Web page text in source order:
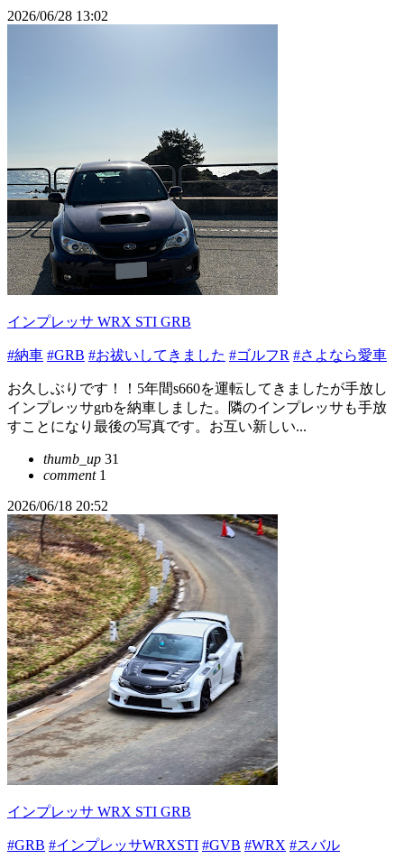
2026/06/28 13:02
インプレッサ WRX STI GRB
#納車 #GRB #お祓いしてきました #ゴルフR #さよなら愛車
お久しぶりです！！5年間s660を運転してきましたが手放し
インプレッサgrbを納車しました。隣のインプレッサも手放
すことになり最後の写真です。お互い新しい...
thumb_up 31
comment1
2026/06/18 20:52
インプレッサ WRX STI GRB
#GRB #インプレッサWRXSTI #GVB #WRX #スバル